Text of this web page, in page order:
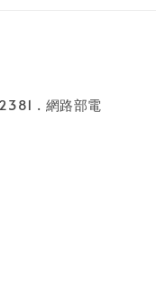
. 網路部電